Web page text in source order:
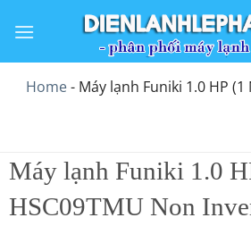
qua
dungHome- Máy lạnh Funiki 1.0 HP
Máy lạnh Funiki 1.0
HSC09TMU Non